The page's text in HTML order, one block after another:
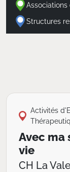
Structures
Activités
Avec ma
vie
CH La